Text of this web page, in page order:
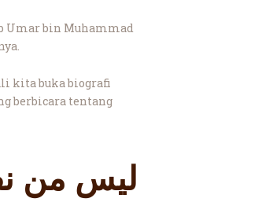
Umar bin Muhammad
kita buka biografi
berbicara tentang
ليس من